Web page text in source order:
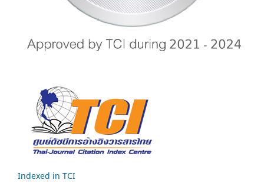
Indexed in TCI